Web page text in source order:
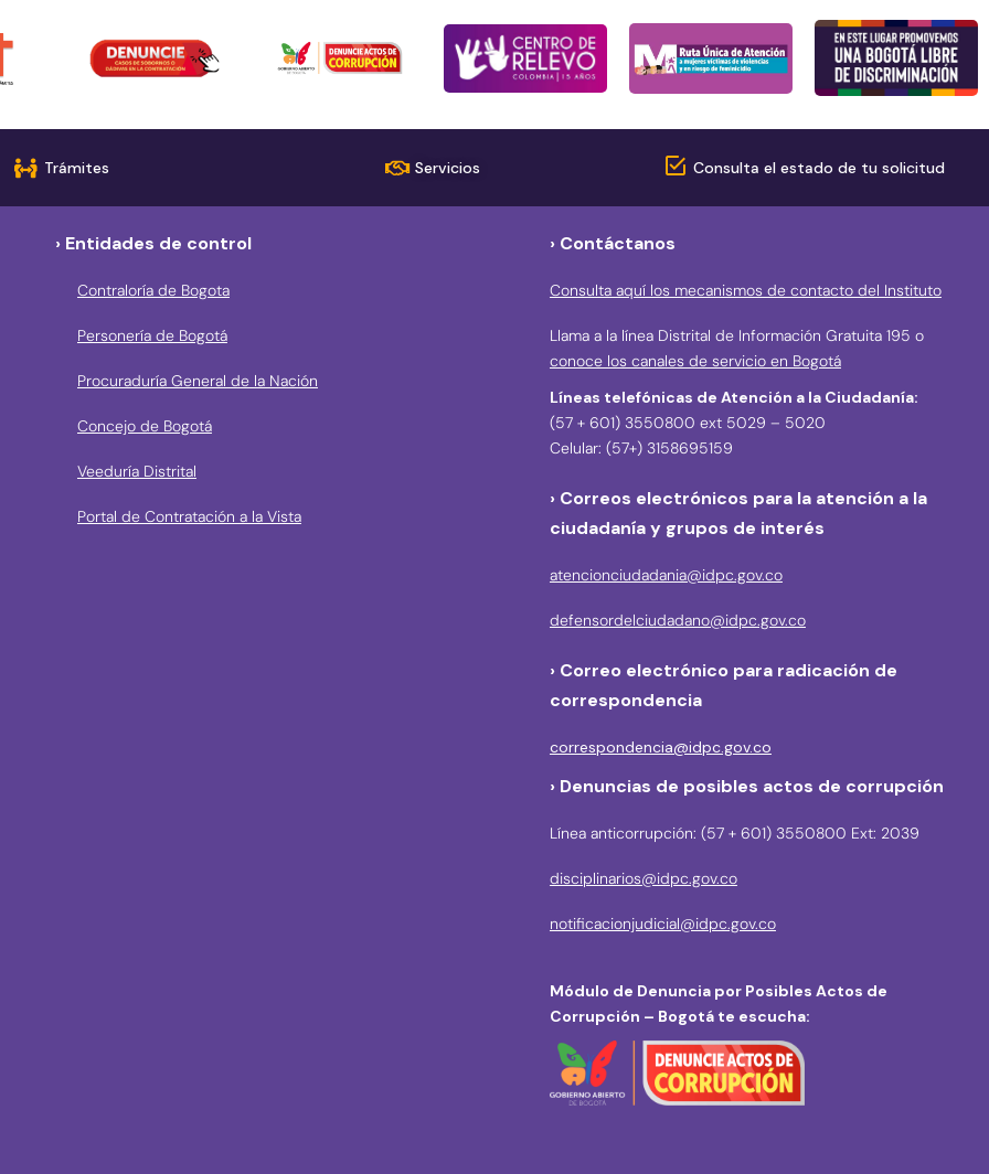
Trámites Servicios Consulta el estado de tu solicitud
› Entidades de control
Contraloría de Bogota
Personería de Bogotá
Procuraduría General de la Nación
Concejo de Bogotá
Veeduría Distrital
Portal de Contratación a la Vista
› Contáctanos
Consulta aquí los mecanismos de contacto del Instituto
Llama a la línea Distrital de Información Gratuita 195 o
conoce los canales de servicio en Bogotá
Líneas telefónicas de Atención a la Ciudadanía:
(57 + 601) 3550800 ext 5029 – 5020
Celular: (57+) 3158695159
› Correos electrónicos para la atención a la
ciudadanía y grupos de interés
atencionciudadania@idpc.gov.co
defensordelciudadano@idpc.gov.co
› Correo electrónico para radicación de
correspondencia
correspondencia@idpc.gov.co
› Denuncias de posibles actos de corrupción
Línea anticorrupción: (57 + 601) 3550800 Ext: 2039
disciplinarios@idpc.gov.co
notificacionjudicial@idpc.gov.co
Módulo de Denuncia por Posibles Actos de
Corrupción – Bogotá te escucha: